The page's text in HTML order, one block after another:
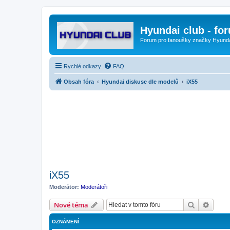
Hyundai club -
Forum pro fanoušky značky
Rychlé odkazy FAQ
Obsah fóra Hyundai diskuse dle modelů iX55
iX55
Moderátor: Moderátoři
Nové téma Hledat
OZNÁMENÍ